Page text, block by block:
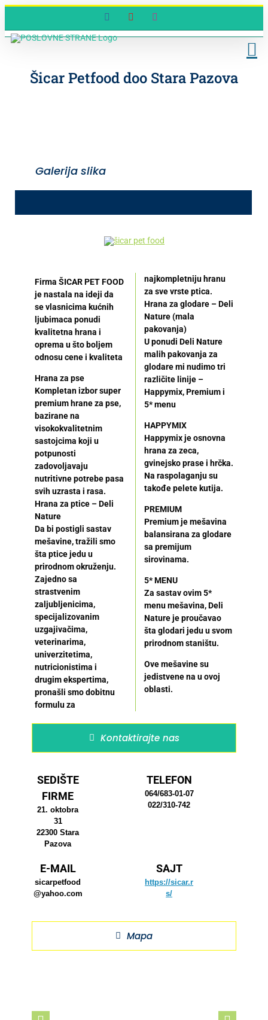
content
FacebookYouTube
Šicar Petfood doo Stara Pazova
Galerija slika
Firma ŠICAR PET FOOD
je nastala na ideji da
se vlasnicima kućnih
ljubimaca ponudi
kvalitetna hrana i
oprema u što boljem
odnosu cene i kvaliteta
Hrana za pse
Kompletan izbor super
premium hrane za pse,
bazirane na
visokokvalitetnim
sastojcima koji u
potpunosti
zadovoljavaju
nutritivne potrebe pasa
svih uzrasta i rasa.
Hrana za ptice – Deli
Nature
Da bi postigli sastav
mešavine, tražili smo
šta ptice jedu u
prirodnom okruženju.
Zajedno sa
strastvenim
zaljubljenicima,
specijalizovanim
uzgajivačima,
veterinarima,
univerzitetima,
nutricionistima i
drugim ekspertima,
pronašli smo dobitnu
formulu za
najkompletniju hranu
za sve vrste ptica.
Hrana za glodare – Deli
Nature (mala
pakovanja)
U ponudi Deli Nature
malih pakovanja za
glodare mi nudimo tri
različite linije –
Happymix, Premium i
5* menu
HAPPYMIX
Happymix je osnovna
hrana za zeca,
gvinejsko prase i hrčka.
Na raspolaganju su
takođe pelete kutija.
PREMIUM
Premium je mešavina
balansirana za glodare
sa premijum
sirovinama.
5* MENU
Za sastav ovim 5*
menu mešavina, Deli
Nature je proučavao
šta glodari jedu u svom
prirodnom staništu.
Ove mešavine su
jedistvene na u ovoj
oblasti.
Kontaktirajte nas
SEDIŠTE
FIRME
21. oktobra
31
22300 Stara
Pazova
TELEFON
064/683-01-07
022/310-742
E-MAIL
sicarpetfood
@yahoo.com
SAJT
https://sicar.r
s/
Mapa